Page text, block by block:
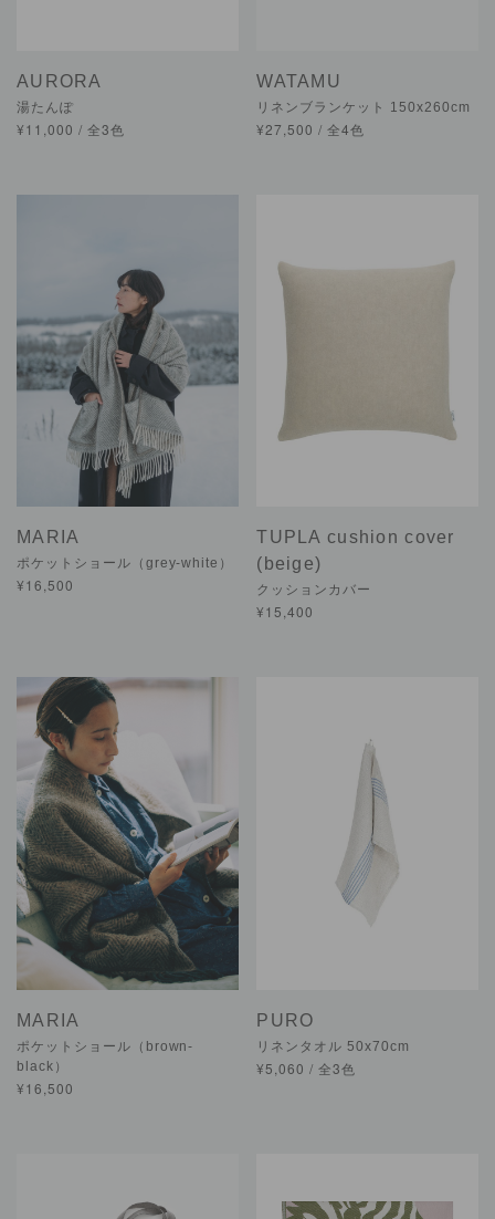
AURORA
湯たんぽ
¥11,000 / 全3色
WATAMU
リネンブランケット 150x260cm
¥27,500 / 全4色
MARIA
ポケットショール（grey-white）
¥16,500
TUPLA cushion cover
(beige)
クッションカバー
¥15,400
MARIA
ポケットショール（brown-
black）
¥16,500
PURO
リネンタオル 50x70cm
¥5,060 / 全3色